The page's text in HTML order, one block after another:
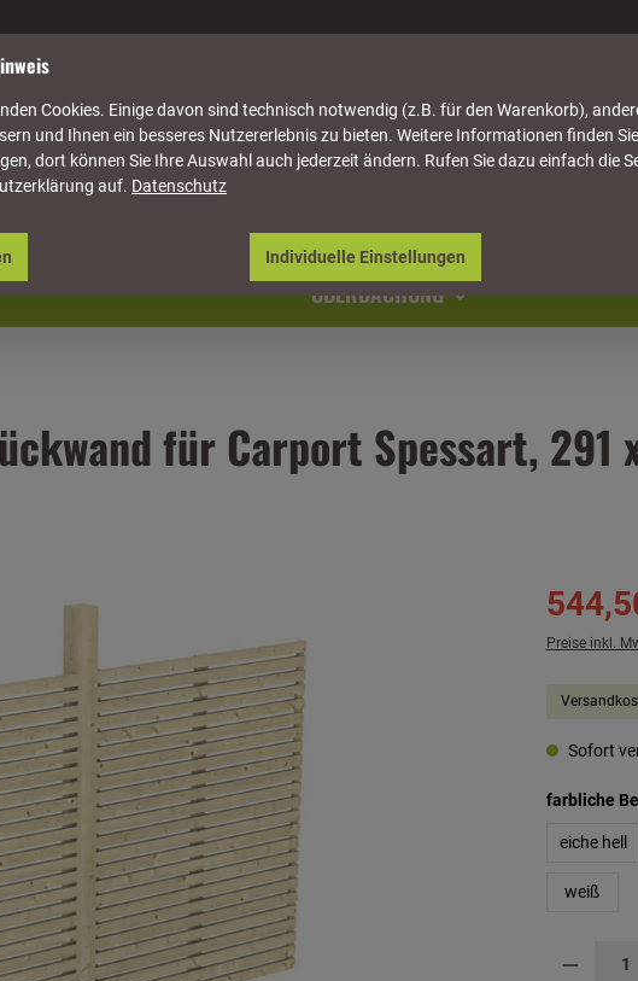
HÄUSER & PAVILLONS
ÜBERDACHUNG
für Carport Spessart, 291
Preise inkl.
Sofort
farbliche
eiche hell
weiß
Cookies. Einige davon sind technisch notwendig (z.B. für den Warenkorb),
und Ihnen ein besseres Nutzererlebnis zu bieten. Weitere Informationen finden
dort können Sie Ihre Auswahl auch jederzeit ändern. Rufen Sie dazu einfach die
auf. Datenschutz
Individuelle Einstellungen